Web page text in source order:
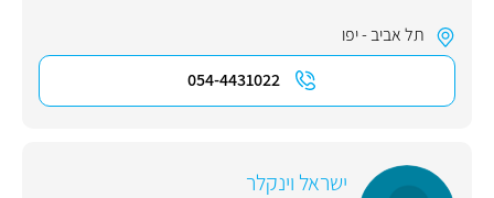
תל אביב - יפו
054-4431022
ישראל וינקלר